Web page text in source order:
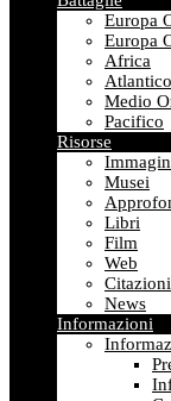
Europa
Europa
Africa
Atlantico
Medio
Pacifico
Risorse
Musei
Libri
Film
Web
Citazioni
News
Informazioni